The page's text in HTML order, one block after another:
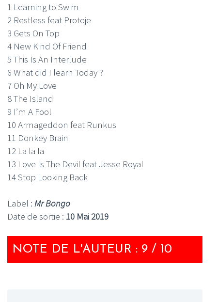
1 Learning to Swim
2 Restless feat Protoje
3 Gets On Top
4 New Kind Of Friend
5 This Is An Interlude
6 What did I learn Today ?
7 Oh My Love
8 The Island
9 I’m A Fool
10 Armageddon feat Runkus
11 Donkey Brain
12 La la la
13 Love Is The Devil feat Jesse Royal
14 Stop Looking Back
Label : Mr Bongo
Date de sortie : 10 Mai 2019
NOTE DE L'AUTEUR : 9 / 10